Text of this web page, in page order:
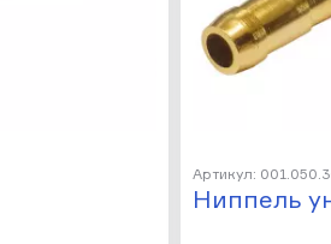
Артикул:
Ниппель